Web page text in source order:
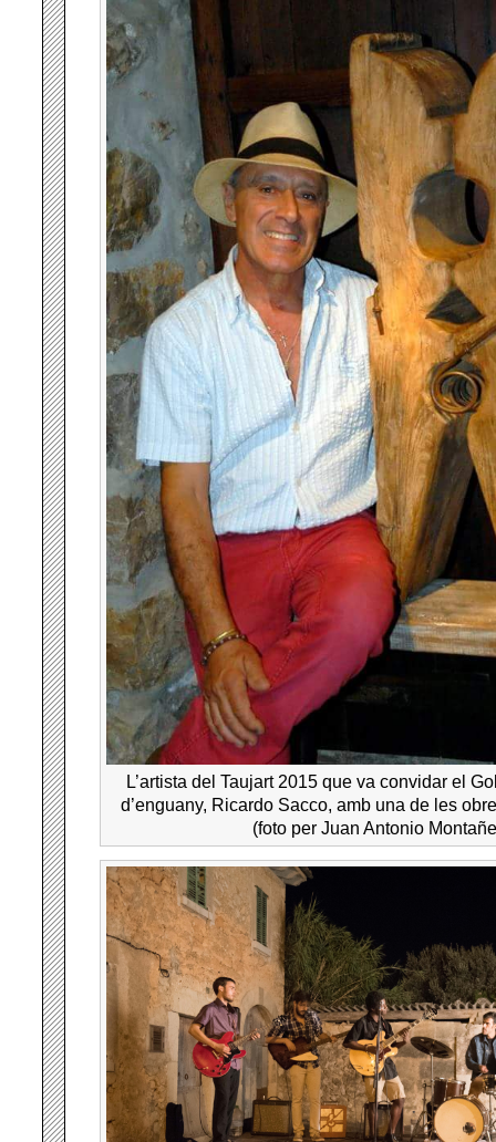
L’artista del Taujart 2015 que va convidar el
d’enguany, Ricardo Sacco, amb una de les
(foto per Juan Antonio